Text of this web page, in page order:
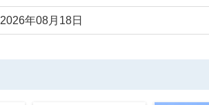
2026年08月18日